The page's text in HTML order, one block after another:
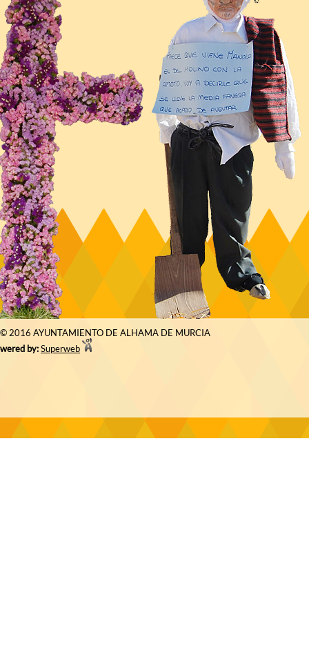
© 2016 AYUNTAMIENTO DE ALHAMA DE MURCIA
by:Superweb